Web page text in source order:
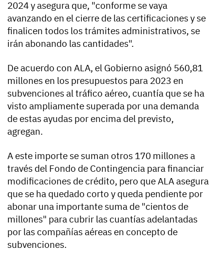
2024 y asegura que, "conforme se vaya
avanzando en el cierre de las certificaciones y se
finalicen todos los trámites administrativos, se
irán abonando las cantidades".
De acuerdo con ALA, el Gobierno asignó 560,81
millones en los presupuestos para 2023 en
subvenciones al tráfico aéreo, cuantía que se ha
visto ampliamente superada por una demanda
de estas ayudas por encima del previsto,
agregan.
A este importe se suman otros 170 millones a
través del Fondo de Contingencia para financiar
modificaciones de crédito, pero que ALA asegura
que se ha quedado corto y queda pendiente por
abonar una importante suma de "cientos de
millones" para cubrir las cuantías adelantadas
por las compañías aéreas en concepto de
subvenciones.